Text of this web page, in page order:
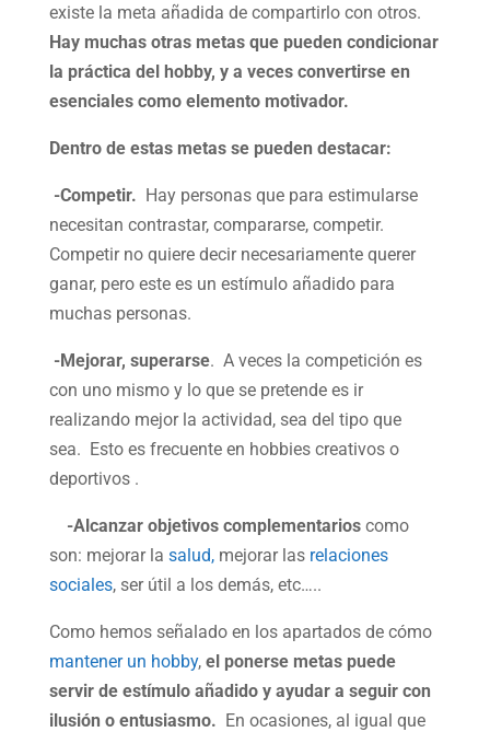
existe la meta añadida de compartirlo con otros.
Hay muchas otras metas que pueden condicionar
la práctica del hobby, y a veces convertirse en
esenciales como elemento motivador.
Dentro de estas metas se pueden destacar:
-Competir. Hay personas que para estimularse
necesitan contrastar, compararse, competir.
Competir no quiere decir necesariamente querer
ganar, pero este es un estímulo añadido para
muchas personas.
-Mejorar, superarse. A veces la competición es
con uno mismo y lo que se pretende es ir
realizando mejor la actividad, sea del tipo que
sea. Esto es frecuente en hobbies creativos o
deportivos .
-Alcanzar objetivos complementarioscomo
son: mejorar la salud,mejorar las relaciones
sociales, ser útil a los demás, etc…..
Como hemos señalado en los apartados de cómo
mantener un hobby, el ponerse metas puede
servir de estímulo añadido y ayudar a seguir con
ilusión o entusiasmo. En ocasiones, al igual que